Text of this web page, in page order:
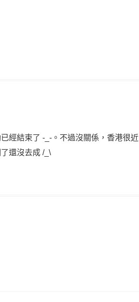
經結束了 -_-。不過沒關係，香港很近
還沒去成 /_\